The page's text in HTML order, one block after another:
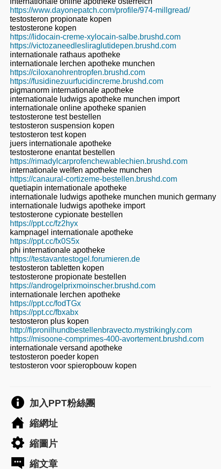
https://www.dayonepatch.com/profile/974-millgread/
testosteron propionate kopen
testosterone kopen
https://lidocain-creme-xylocain-salbe.brushd.com
https://victozaneedlesliraglutidepen.brushd.com
internationale rathaus apotheke
internationale lerchen apotheke munchen
https://ciloxanohrentropfen.brushd.com
https://fusidinezuurfucidincreme.brushd.com
pigmanorm internationale apotheke
internationale ludwigs apotheke munchen import
internationale online apotheke spanien
testosterone test bestellen
testosteron suspension kopen
testosteron test kopen
juers internationale apotheke
testosterone enantat bestellen
https://rimadylcarprofenchewablechien.brushd.com
internationale welfen apotheke munchen
https://canaural-cortizeme-bestellen.brushd.com
quetiapin internationale apotheke
internationale ludwigs apotheke munchen munich germany
internationale ludwigs apotheke import
testosterone cypionate bestellen
https://ppt.cc/fz2hyx
kampnagel internationale apotheke
https://ppt.cc/fx0S5x
phi internationale apotheke
https://testavantestogel.forumieren.de
testosteron tabletten kopen
testosterone propionate bestellen
https://androgelprixmoinscher.brushd.com
internationale lerchen apotheke
https://ppt.cc/fodTGx
https://ppt.cc/fbxabx
testosteron plus kopen
http://fipronilhundbestellenbravecto.mystrikingly.com
https://misoone-comprimes-400-avortement.brushd.com
internationale versand apotheke
testosteron poeder kopen
testosteron voor spieropbouw kopen
加入PPT粉絲團
縮網址
縮圖片
縮文章